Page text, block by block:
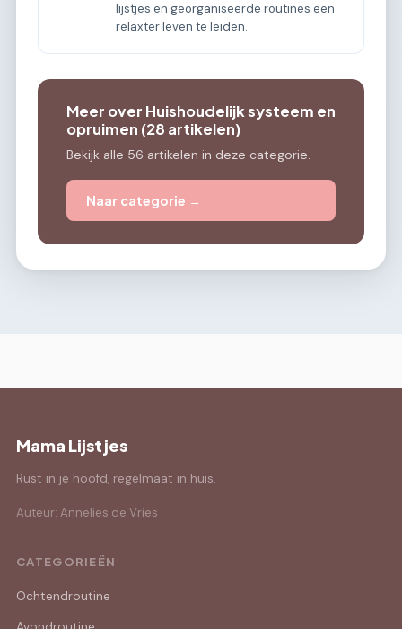
lijstjes en georganiseerde routines een
relaxter leven te leiden.
Meer over Huishoudelijk systeem en
opruimen (28 artikelen)
Bekijk alle 56 artikelen in deze categorie.
Naar categorie →
Mama Lijstjes
Rust in je hoofd, regelmaat in huis.
Auteur: Annelies de Vries
CATEGORIEËN
Ochtendroutine